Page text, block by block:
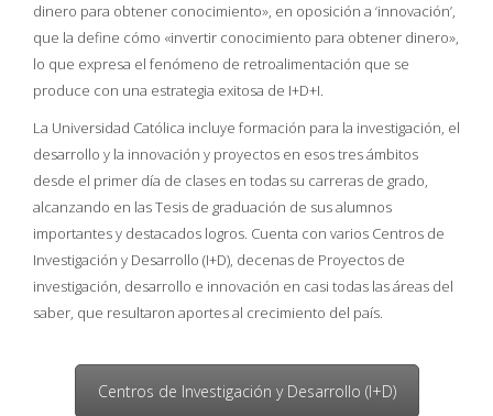
dinero para obtener conocimiento», en oposición a ‘innovación’,
que la define cómo «invertir conocimiento para obtener dinero»,
lo que expresa el fenómeno de retroalimentación que se
produce con una estrategia exitosa de I+D+I.
La Universidad Católica incluye formación para la investigación, el
desarrollo y la innovación y proyectos en esos tres ámbitos
desde el primer día de clases en todas su carreras de grado,
alcanzando en las Tesis de graduación de sus alumnos
importantes y destacados logros. Cuenta con varios Centros de
Investigación y Desarrollo (I+D), decenas de Proyectos de
investigación, desarrollo e innovación en casi todas las áreas del
saber, que resultaron aportes al crecimiento del país.
Centros de Investigación y Desarrollo (I+D)